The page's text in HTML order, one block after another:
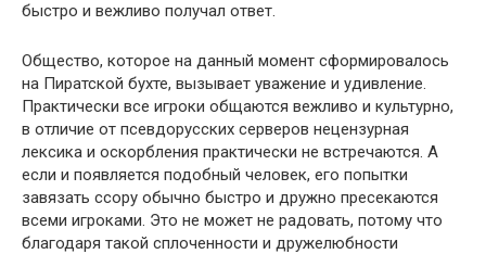
быстро и вежливо получал ответ.
Общество, которое на данный момент сформировалось
на Пиратской бухте, вызывает уважение и удивление.
Практически все игроки общаются вежливо и культурно,
в отличие от псевдорусских серверов нецензурная
лексика и оскорбления практически не встречаются. А
если и появляется подобный человек, его попытки
завязать ссору обычно быстро и дружно пресекаются
всеми игроками. Это не может не радовать, потому что
благодаря такой сплоченности и дружелюбности